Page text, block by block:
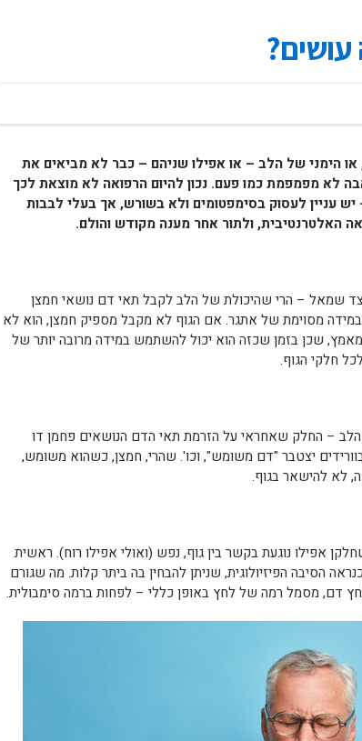
הימני של הלב – או אפילו שניהם – כבר לא מביאים את
לא מפמפמת כמו פעם. נכון להיום הרפואה לא מוצאת לכך
עניין לעסוק בסימפטומים ולא בשורש, אך בעלי לבבות
האלטרנטיבית, ולתור אחר מענה מקודש והולם.
שמאל – הרי שהיכולת של הלב לקבל תאי דם נושאי חמצן
מסוימת של אתגר. אם הגוף לא מקבל מספיק חמצן, הוא לא
שכן בזמן שכזה הוא יכול להשתמש במידה מרובה יותר של
חלקי הגוף.
– החלק שאחראי על הזרמת תאי הדם הנושאים פחמן דו
יצטבר "דם משומש", וכו'. שהרי, חמצן, כשהוא משומש,
לא להישאר בגוף.
אפילו נוגעת בקשר בין גוף, נפש (ואולי אפילו רוח). ראשית
הסיבה הפיזיולוגית, שניתן להבחין בה ביתר קלות. מה שגורם
דם, מסמל רמה של לחץ באופן כללי – לפחות ברמה סימבולית.